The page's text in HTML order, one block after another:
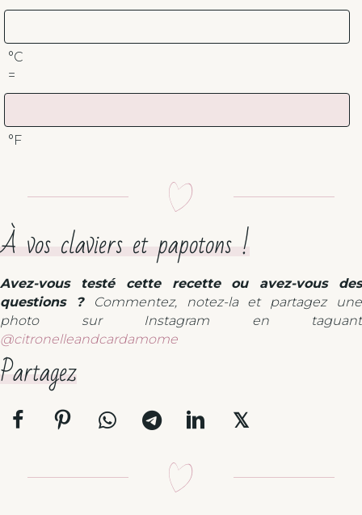
°C
=
°F
À vos claviers et papotons !
Avez-vous testé cette recette ou avez-vous des
questions ?
Commentez, notez-la et partagez une
photo sur Instagram en taguant
@citronelleandcardamome
Partagez
𝕏